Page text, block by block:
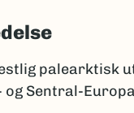
palearktisk
Sentral-